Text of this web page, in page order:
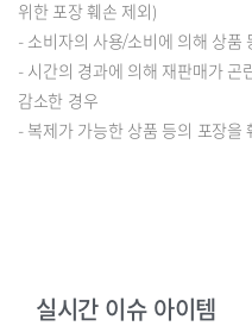
위한 포장 훼손 제외)
- 소비자의 사용/소비에 의해 상품
- 시간의 경과에 의해 재판매가 곤
감소한 경우
- 복제가 가능한 상품 등의 포장을
실시간 이슈 아이템